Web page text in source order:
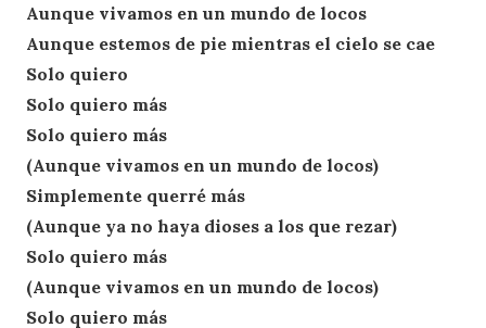
Aunque vivamos en un mundo de locos
Aunque estemos de pie mientras el cielo se cae
Solo quiero
Solo quiero más
Solo quiero más
(Aunque vivamos en un mundo de locos)
Simplemente querré más
(Aunque ya no haya dioses a los que rezar)
Solo quiero más
(Aunque vivamos en un mundo de locos)
Solo quiero más